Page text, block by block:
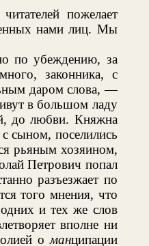
пожелает
нами лиц. Мы
по убеждению, за
законника, с
даром слова, —
в большом ладу
до любви. Княжна
сыном, поселились
рьяным хозяином,
Петрович попал
разъезжает по
того мнения, что
и тех же слов
вполне ни
оманципации